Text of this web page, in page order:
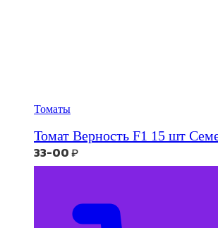
Томаты
Томат Верность F1 15 шт
33-00₽